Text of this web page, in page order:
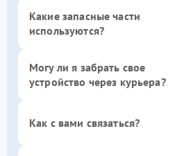
Какие запасные части
используются?
Могу ли я забрать свое
устройство через курьера?
Как с вами связаться?